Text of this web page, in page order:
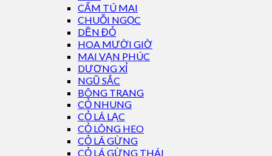
CẨM TÚ MAI
CHUỖI NGỌC
DỀN ĐỎ
HOA MƯỜI GIỜ
MAI VẠN PHÚC
DƯƠNG XỈ
NGŨ SẮC
BÔNG TRANG
CỎ NHUNG
CỎ LÁ LẠC
CỎ LÔNG HEO
CỎ LÁ GỪNG
CỎ LÁ GỪNG THÁI